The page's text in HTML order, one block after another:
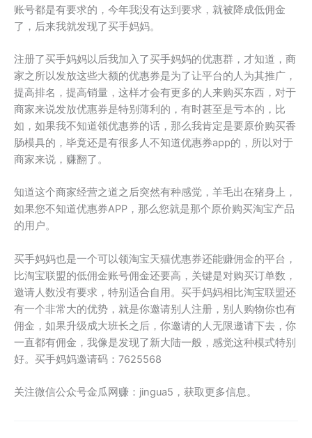
账号都是有要求的，今年我没有达到要求，就被降成低佣金
了，后来我就发现了买手妈妈。
注册了买手妈妈以后我加入了买手妈妈的优惠群，才知道，商
家之所以发放这些大额的优惠券是为了让平台的人为其推广，
提高排名，提高销量，这样才会有更多的人来购买东西，对于
商家来说发放优惠券是特别薄利的，有时甚至是亏本的，比
如，如果我不知道领优惠券的话，那么我肯定是要原价购买香
肠模具的，毕竟还是有很多人不知道优惠券app的，所以对于
商家来说，赚翻了。
知道这个商家经营之道之后突然有种感觉，羊毛出在猪身上，
如果您不知道优惠券APP，那么您就是那个原价购买淘宝产品
的用户。
买手妈妈也是一个可以领淘宝天猫优惠券还能赚佣金的平台，
比淘宝联盟的低佣金账号佣金还要高，关键是对购买订单数，
邀请人数没有要求，特别适合自用。买手妈妈相比淘宝联盟还
有一个非常大的优势，就是你邀请别人注册，别人购物你也有
佣金，如果升级成大班长之后，你邀请的人无限邀请下去，你
一直都有佣金，我像是发现了新大陆一般，感觉这种模式特别
好。买手妈妈邀请码：7625568
关注微信公众号金瓜网赚：jingua5，获取更多信息。